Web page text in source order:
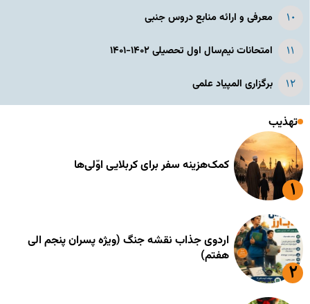
معرفی و ارائه منابع دروس جنبی
امتحانات نیم‌سال اول تحصیلی ۱۴۰۲-۱۴۰۱
برگزاری المپیاد علمی
تهذیب
کمک‌هزینه سفر برای کربلایی اوّلی‌ها
اردوی جذاب نقشه جنگ (ویژه پسران پنجم الی
هفتم)